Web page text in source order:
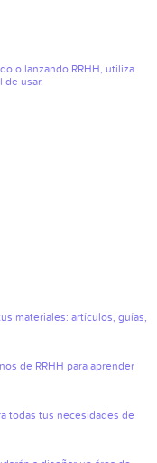
o lanzando RRHH, utiliza
de usar.
materiales: artículos, guías,
de RRHH para aprender
todas tus necesidades de